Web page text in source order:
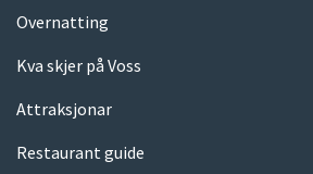
Overnatting
Kva skjer på Voss
Attraksjonar
Restaurant guide